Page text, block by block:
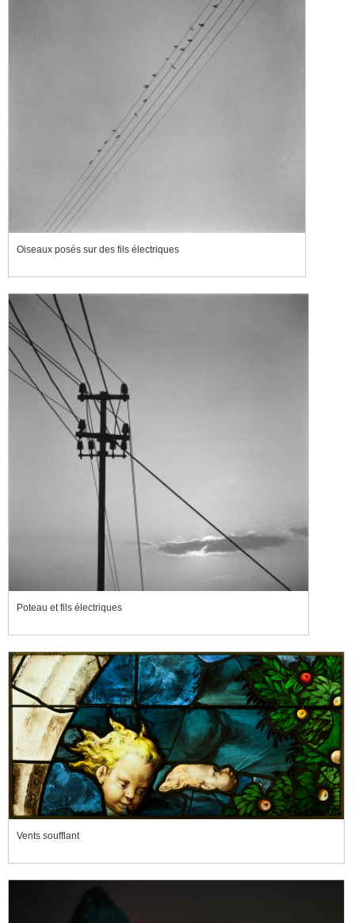
Oiseaux posés sur des fils électriques
Poteau et fils électriques
Vents soufflant